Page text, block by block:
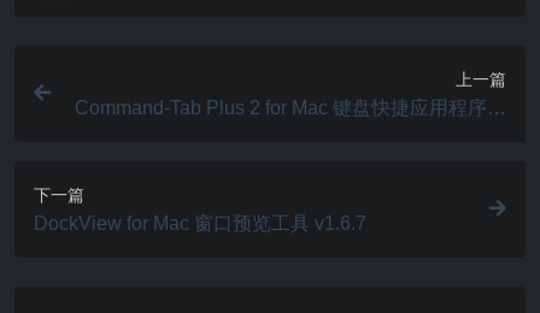
上一篇
Command-Tab Plus 2 for Mac 键盘快捷应用程序切
下一篇
DockView for Mac 窗口预览工具 v1.6.7